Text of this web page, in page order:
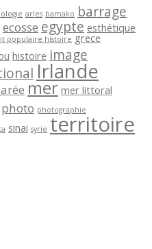
arles bamako barrage
ecosse egypte esthétique
populaire histoire grece
histoire image
Irlande
mer mer littoral
photo photographie
sinai syrie territoire